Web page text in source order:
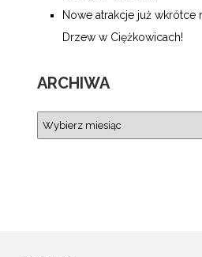
Nowe atrakcje już wkrótce
Drzew w Ciężkowicach!
ARCHIWA